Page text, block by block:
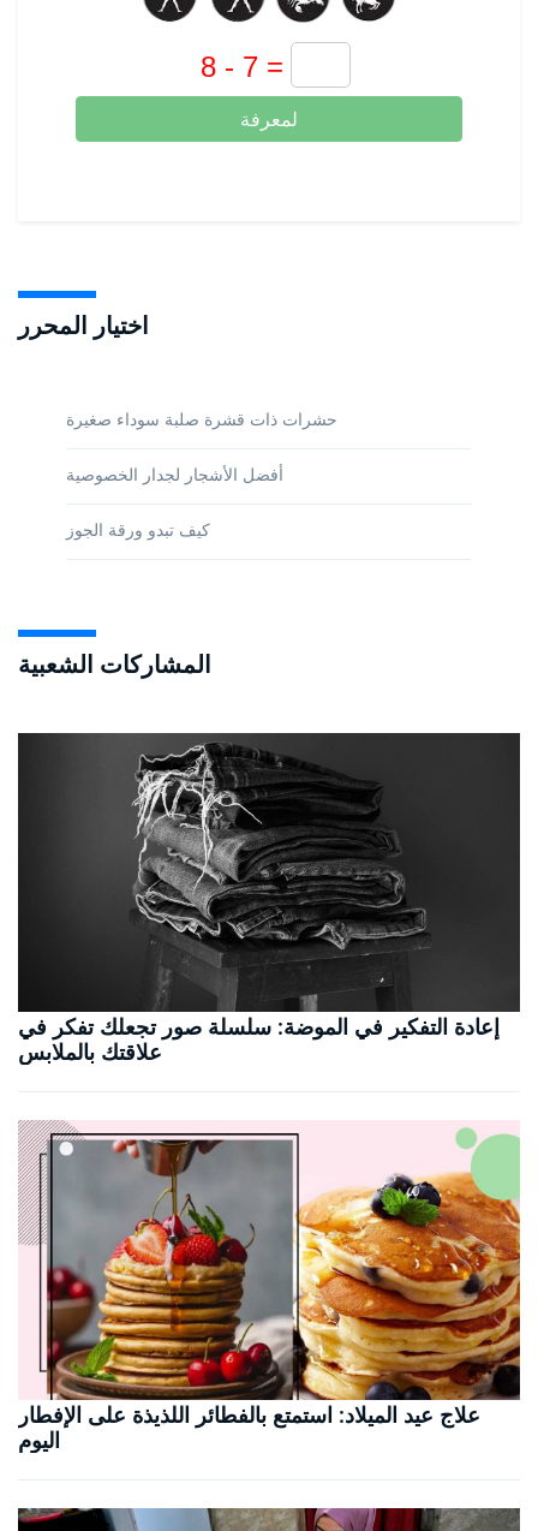
لمعرفة
اختيار المحرر
حشرات ذات قشرة صلبة سوداء صغيرة
أفضل الأشجار لجدار الخصوصية
كيف تبدو ورقة الجوز
المشاركات الشعبية
إعادة التفكير في الموضة: سلسلة صور تجعلك تفكر في
علاقتك بالملابس
علاج عيد الميلاد: استمتع بالفطائر اللذيذة على الإفطار
اليوم